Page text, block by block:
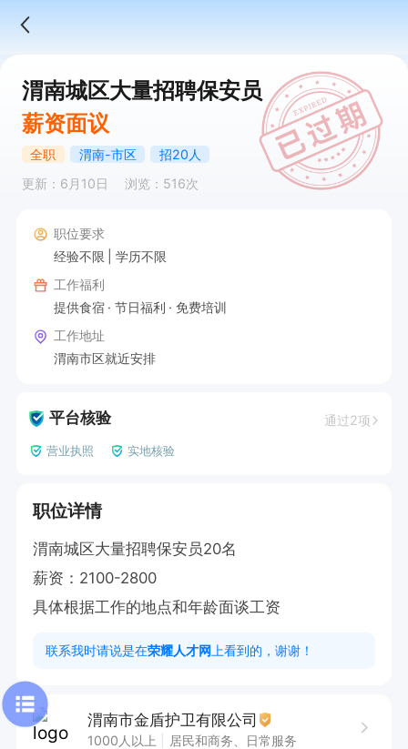
渭南城区大量招聘保安员
薪资面议
全职 渭南-市区
招20人
更新：6月10日
浏览：516次
职位要求
经验不限
学历不限
工作福利
提供食宿
节日福利
免费培训
工作地址
渭南市区就近安排
平台核验 通过2项
营业执照 实地核验
职位详情
渭南城区大量招聘保安员20名
薪资：2100-2800
具体根据工作的地点和年龄面谈工资
联系我时请说是在荣耀人才网 上看到的，谢谢！
渭南市金盾护卫有限公司
1000人以上 居民和商务、日常服务